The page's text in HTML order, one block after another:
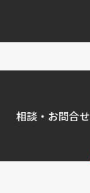
相談・お問合せ